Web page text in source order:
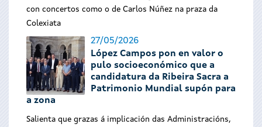
con concertos como o de Carlos Núñez na praza da
Colexiata
27/05/2026
López Campos pon en valor o
pulo socioeconómico que a
candidatura da Ribeira Sacra a
Patrimonio Mundial supón para
a zona
Salienta que grazas á implicación das Administracións,